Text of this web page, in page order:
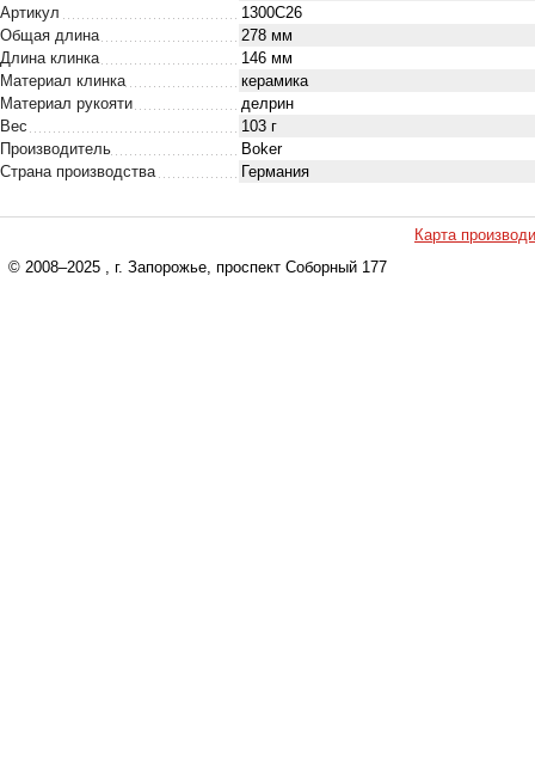
Артикул
1300C26
Общая длина
278 мм
Длина клинка
146 мм
Материал клинка
керамика
Материал рукояти
делрин
Вес
103 г
Производитель
Boker
Страна производства
Германия
Карта
© 2008–2025 , г. Запорожье, проспект Соборный 177